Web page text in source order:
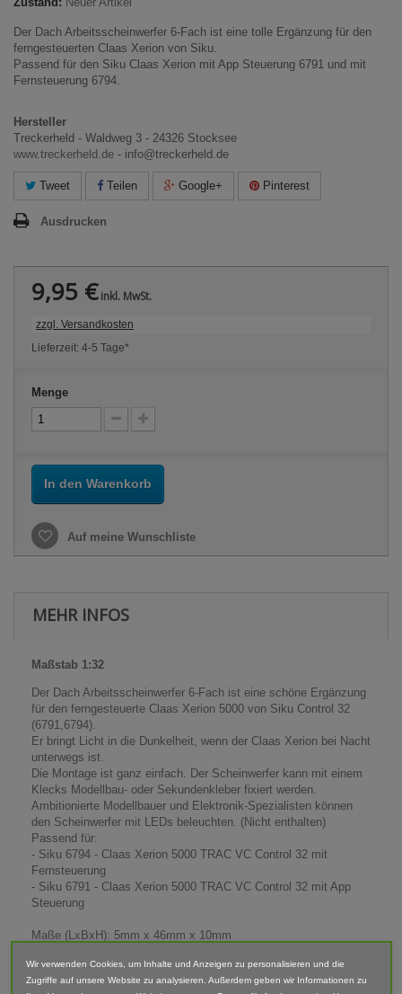
Der Dach Arbeitsscheinwerfer 6-Fach ist eine tolle Ergänzung für den
ferngesteuerten Claas Xerion von Siku.
Passend für den Siku Claas Xerion mit App Steuerung 6791 und mit
Fernsteuerung 6794.
Hersteller
Treckerheld - Waldweg 3 - 24326 Stocksee
www.treckerheld.de - info@treckerheld.de
Tweet Teilen Google+ Pinterest
Ausdrucken
9,95 €inkl. MwSt.
zzgl. Versandkosten
Lieferzeit: 4-5 Tage*
Menge
In den Warenkorb
Auf meine Wunschliste
MEHR INFOS
Maßstab 1:32
Der Dach Arbeitsscheinwerfer 6-Fach ist eine schöne Ergänzung
für den ferngesteuerte Claas Xerion 5000 von Siku Control 32
(6791,6794).
Er bringt Licht in die Dunkelheit, wenn der Claas Xerion bei Nacht
unterwegs ist.
Die Montage ist ganz einfach. Der Scheinwerfer kann mit einem
Klecks Modellbau- oder Sekundenkleber fixiert werden.
Ambitionierte Modellbauer und Elektronik-Spezialisten können
den Scheinwerfer mit LEDs beleuchten. (Nicht enthalten)
Passend für:
- Siku 6794 - Claas Xerion 5000 TRAC VC Control 32 mit
Fernsteuerung
- Siku 6791 - Claas Xerion 5000 TRAC VC Control 32 mit App
Steuerung
Maße (LxBxH): 5mm x 46mm x 10mm
Lieferumfang: Arbeitsscheinwerfer 6-Fach
Wir verwenden Cookies, um Inhalte und Anzeigen zu personalisieren und die
Zugriffe auf unsere Website zu analysieren. Außerdem geben wir Informationen zu